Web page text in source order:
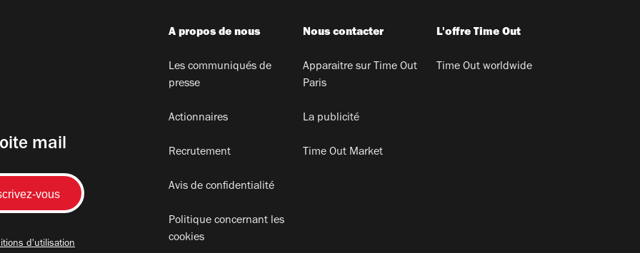
mail
d'utilisation
A propos de nous
Les communiqués de
presse
Actionnaires
Recrutement
Avis de confidentialité
Politique concernant les
cookies
Nous contacter
Apparaitre sur Time Out
Paris
La publicité
Time Out Market
L'offre Time Out
Time Out worldwide